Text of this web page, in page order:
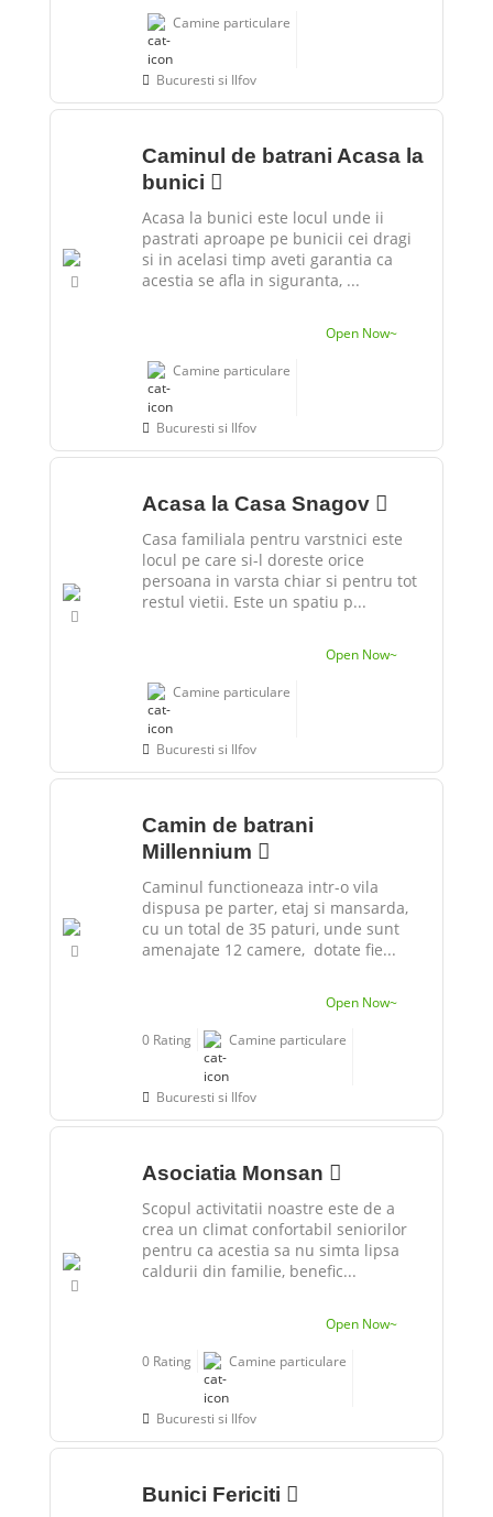
Camine particulare
Bucuresti si Ilfov
Caminul de batrani Acasa la
bunici
Acasa la bunici este locul unde ii
pastrati aproape pe bunicii cei dragi
si in acelasi timp aveti garantia ca
acestia se afla in siguranta, ...
Open Now~
Camine particulare
Bucuresti si Ilfov
Acasa la Casa Snagov
Casa familiala pentru varstnici este
locul pe care si-l doreste orice
persoana in varsta chiar si pentru tot
restul vietii. Este un spatiu p...
Open Now~
Camine particulare
Bucuresti si Ilfov
Camin de batrani
Millennium
Caminul functioneaza intr-o vila
dispusa pe parter, etaj si mansarda,
cu un total de 35 paturi, unde sunt
amenajate 12 camere, dotate fie...
Open Now~
0 Rating
Camine particulare
Bucuresti si Ilfov
Asociatia Monsan
Scopul activitatii noastre este de a
crea un climat confortabil seniorilor
pentru ca acestia sa nu simta lipsa
caldurii din familie, benefic...
Open Now~
0 Rating
Camine particulare
Bucuresti si Ilfov
Bunici Fericiti